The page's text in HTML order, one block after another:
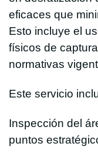
eficaces que
Esto incluye el
físicos de
normativas
Este servicio
Inspección del
puntos